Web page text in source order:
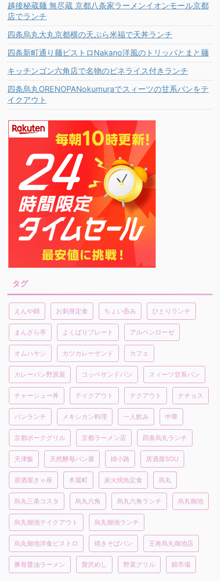
越後秘蔵麺 無尽蔵 京都八条家ラーメンイオンモール京都
店でランチ
四条烏丸大丸京都横の天ぷら米福で天丼ランチ
四条新町通り麺ビストロNakano洋風のトリッパとまと麺
キッチンゴン六角店で名物のピネライス付きランチ
四条烏丸ORENOPANokumuraでスィーツの甘系パンをテ
イクアウト
タグ
えんや錦 お刺身定食 ちょい呑み ひとりランチ
まんざら亭 よくばりプレート アルペンローゼ
オムハヤシ カツカレーサンド カフェ
カレーパン野原屋 コッペサンドパン スィーツ甘系パン
チャーシュー丼 テイクアウト テクアウト ナチョス
パンランチ メキシカン料理 一人飲み 中華
京都ポークグリル 京都ラーメン店 四条烏丸ランチ
天津飯 天然酵母パン屋 姉小路 居酒屋SOU
居酒屋きゃ座 木屋町 炭火焼魚定食 烏丸
烏丸三条コスタ 烏丸六角 烏丸六角ランチ 烏丸御池
烏丸御池テイクアウト 烏丸御池ランチ
烏丸御池洋食ビストロ 焼きそばパン 王将烏丸御池店
豚骨醤油ラーメン 贅沢めし 野菜グリル 錦市場